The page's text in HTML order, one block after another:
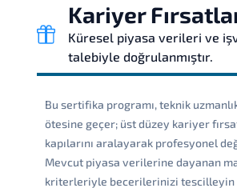
Kariyer
Küresel piyasa verileri ve
talebiyle doğrulanmıştır.
Bu sertifika programı, teknik
ötesine geçer; üst düzey kariyer
kapılarını aralayarak profesyonel
Mevcut piyasa verilerine dayanan
kriterleriyle becerilerinizi tescilleyin